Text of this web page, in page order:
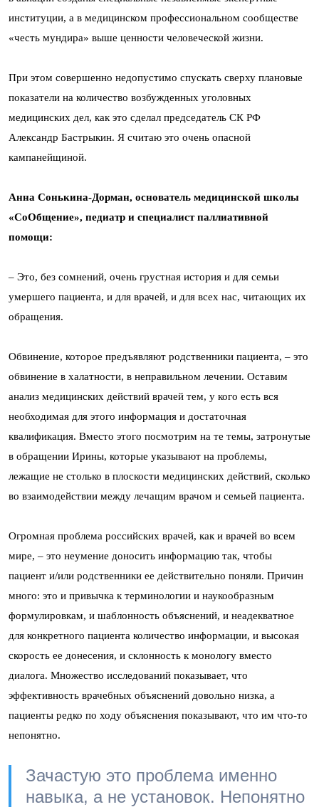
институции, а в медицинском профессиональном сообществе
«честь мундира» выше ценности человеческой жизни.
При этом совершенно недопустимо спускать сверху плановые
показатели на количество возбужденных уголовных
медицинских дел, как это сделал председатель СК РФ
Александр Бастрыкин. Я считаю это очень опасной
кампанейщиной.
Анна Сонькина-Дорман, основатель медицинской школы
«СоОбщение», педиатр и специалист паллиативной
помощи:
– Это, без сомнений, очень грустная история и для семьи
умершего пациента, и для врачей, и для всех нас, читающих их
обращения.
Обвинение, которое предъявляют родственники пациента, – это
обвинение в халатности, в неправильном лечении. Оставим
анализ медицинских действий врачей тем, у кого есть вся
необходимая для этого информация и достаточная
квалификация. Вместо этого посмотрим на те темы, затронутые
в обращении Ирины, которые указывают на проблемы,
лежащие не столько в плоскости медицинских действий, сколько
во взаимодействии между лечащим врачом и семьей пациента.
Огромная проблема российских врачей, как и врачей во всем
мире, – это неумение доносить информацию так, чтобы
пациент и/или родственники ее действительно поняли. Причин
много: это и привычка к терминологии и наукообразным
формулировкам, и шаблонность объяснений, и неадекватное
для конкретного пациента количество информации, и высокая
скорость ее донесения, и склонность к монологу вместо
диалога. Множество исследований показывает, что
эффективность врачебных объяснений довольно низка, а
пациенты редко по ходу объяснения показывают, что им что-то
непонятно.
Зачастую это проблема именно
навыка, а не установок. Непонятно